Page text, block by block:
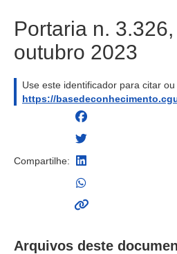
Portaria n.
outubro 2023
Use este identificador para citar
https://
Compartilhe:
Arquivos deste